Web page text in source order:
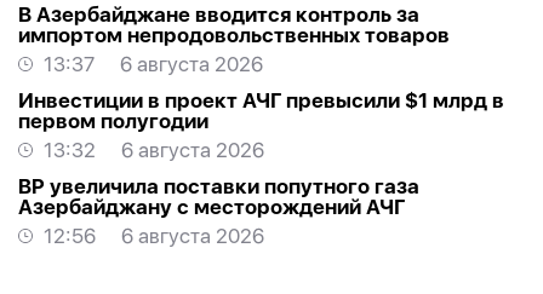
В Азербайджане вводится контроль за
импортом непродовольственных товаров
13:37
6 августа 2026
Инвестиции в проект АЧГ превысили $1 млрд в
первом полугодии
13:32
6 августа 2026
BP увеличила поставки попутного газа
Азербайджану с месторождений АЧГ
12:56
6 августа 2026